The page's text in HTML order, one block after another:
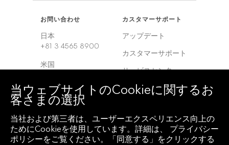
お問い合わせ
日本
+81 3 4565 8900
米国
ヨーロッパ
+44 20 7330 7500
アジア
+65 6212 1000
カスタマーサポート
アップデート
カスタマーサポート
サービスセンター
当ウェブサイトのCookieに関するお
客さまの選択
当社および第三者は、ユーザーエクスペリエンス向上の
ためにCookieを使用しています。詳細は、 プライバシー
ポリシーをご覧ください。「同意する」をクリックする